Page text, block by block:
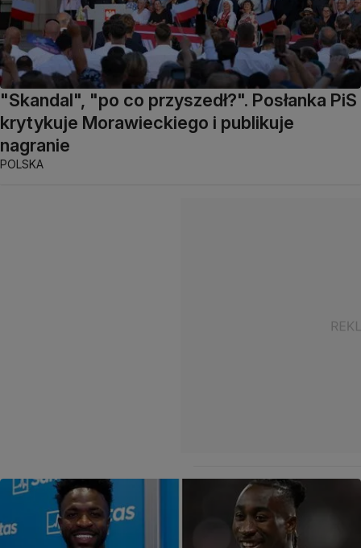
"Skandal", "po co przyszedł?". Posłanka PiS
krytykuje Morawieckiego i publikuje
nagranie
POLSKA